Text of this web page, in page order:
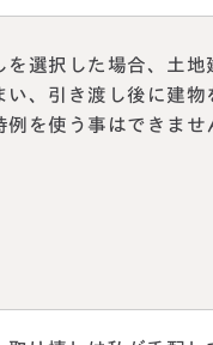
を選択した場合、土地
い、引き渡し後に建物
例を使う事はできませ